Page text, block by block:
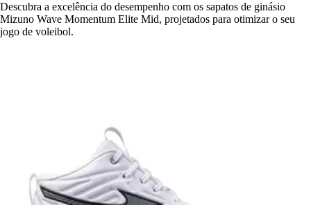
Descubra a excelência do desempenho com os sapatos de ginásio
Mizuno Wave Momentum Elite Mid, projetados para otimizar o seu
jogo de voleibol.